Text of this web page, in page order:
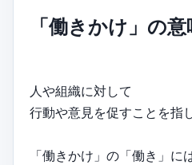
「働きかけ」の意
人や組織に対して
行動や意見を促すことを指
「働きかけ」の「働き」に